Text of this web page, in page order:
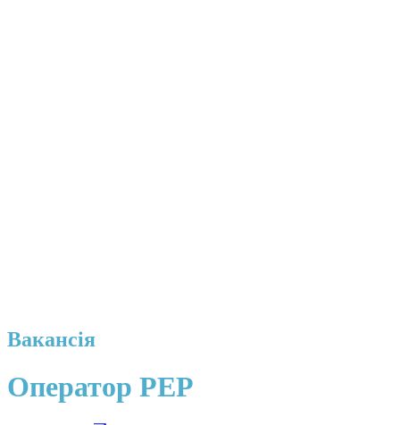
Вакансія
Оператор РЕР